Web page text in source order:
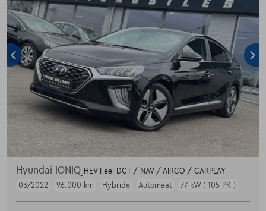
Hyundai IONIQ HEV Feel DCT / NAV / AIRCO / CARPLAY
03/2022
96.000 km Hybride Automaat 77 kW ( 105 PK )